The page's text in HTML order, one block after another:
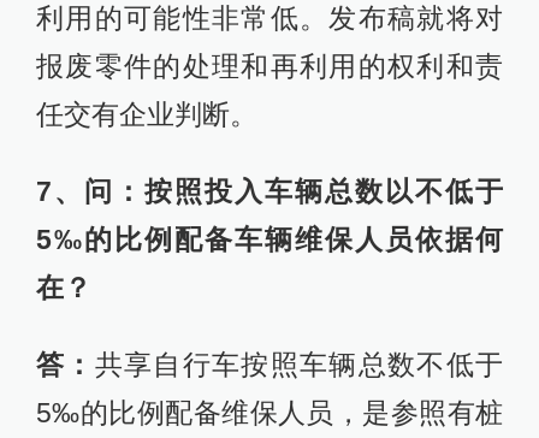
利用的可能性非常低。发布稿就将对
报废零件的处理和再利用的权利和责
任交有企业判断。
7、问：按照投入车辆总数以不低于
5‰的比例配备车辆维保人员依据何
在？
答： 共享自行车按照车辆总数不低于
5‰的比例配备维保人员，是参照有桩